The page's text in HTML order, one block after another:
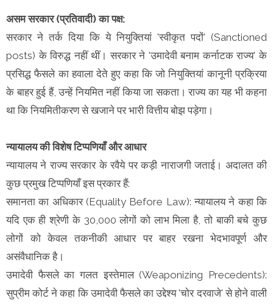
असम सरकार (प्रतिवादी) का पक्ष:
सरकार ने तर्क दिया कि ये नियुक्तियां 'स्वीकृत पदों' (Sanctioned
posts) के विरुद्ध नहीं थीं। सरकार ने 'उमादेवी बनाम कर्नाटक राज्य' के
प्रसिद्ध फैसले का हवाला देते हुए कहा कि जो नियुक्तियां कानूनी प्रक्रिया
के बाहर हुई हैं, उन्हें नियमित नहीं किया जा सकता। राज्य का यह भी कहना
था कि नियमितीकरण से खजाने पर भारी वित्तीय बोझ पड़ेगा।
न्यायालय की विशेष टिप्पणियाँ और आधार
न्यायालय ने राज्य सरकार के रवैये पर कड़ी नाराजगी जताई। अदालत की
कुछ प्रमुख टिप्पणियाँ इस प्रकार हैं:
समानता का अधिकार (Equality Before Law): न्यायालय ने कहा कि
यदि एक ही श्रेणी के 30,000 लोगों को लाभ मिला है, तो बाकी बचे कुछ
लोगों को केवल तकनीकी आधार पर बाहर रखना भेदभावपूर्ण और
असंवैधानिक है।
उमादेवी फैसले का गलत इस्तेमाल (Weaponizing Precedents):
सुप्रीम कोर्ट ने कहा कि उमादेवी फैसले का उद्देश्य 'चोर दरवाजे' से होने वाली